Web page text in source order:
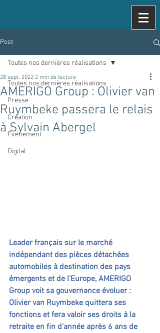
Post
Toutes nos dernières réalisations
Presse
Création
Evénement
Digital
Toutes nos dernières réalisations
AMERIGO Group : Olivier van
Ruymbeke passera le relais
à Sylvain Abergel
28 sept. 2022 2 min de lecture
Leader français sur le marché
indépendant des pièces détachées
automobiles à destination des pays
émergents et de l’Europe, AMERIGO
Group voit sa gouvernance évoluer :
Olivier van Ruymbeke quittera ses
fonctions et fera valoir ses droits à la
retraite en fin d’année après 6 ans de